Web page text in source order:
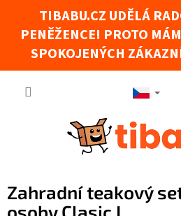
TIBABU.CZ UDĚLÁ
PENĚŽENCE! PROTO
SPOKOJENÝCH
Zahradní teakový
Tibabák - Váš AI